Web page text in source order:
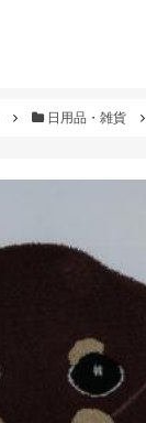
日用品・雑貨